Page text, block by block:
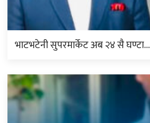
भाटभटेनी सुपरमार्केट अब २४ सै घण्टा…